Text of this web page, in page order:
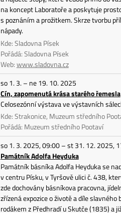
na koncept Laboratoře a poskytuje
s poznáním a prožitkem. Skrze tvorbu
nápady.
Kde: Sladovna Písek
Pořádá: Sladovna Písek
Web:www.sladovna.cz
so 1. 3. – ne 19. 10. 2025
Cín, zapomenutá krása starého řemesla
Celosezónní výstava ve výstavních
Kde: Strakonice, Muzeum středního
Pořádá: Muzeum středního Pootaví
so 1. 3. 2025, 09:00 – st 31. 12. 2025,
Památník Adolfa Heyduka
Památník básníka Adolfa Heyduka se
v centru Písku, v Tyršově ulici č. 438,
zde dochovány básníkova pracovna,
zřízená expozice o životě a díle
rodákem z Předhradí u Skutče (1835) a